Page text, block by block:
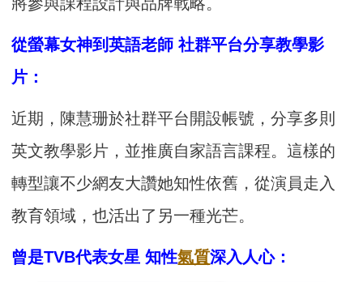
將參與課程設計與品牌戰略。
從螢幕女神到英語老師 社群平台分享教學影
片：
近期，陳慧珊於社群平台開設帳號，分享多則
英文教學影片，並推廣自家語言課程。這樣的
轉型讓不少網友大讚她知性依舊，從演員走入
教育領域，也活出了另一種光芒。
曾是TVB代表女星 知性氣質深入人心：